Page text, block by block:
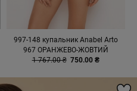
997-148 купальник Anabel Arto
967 ОРАНЖЕВО-ЖОВТИЙ
1 767.00 ₴ 750.00 ₴